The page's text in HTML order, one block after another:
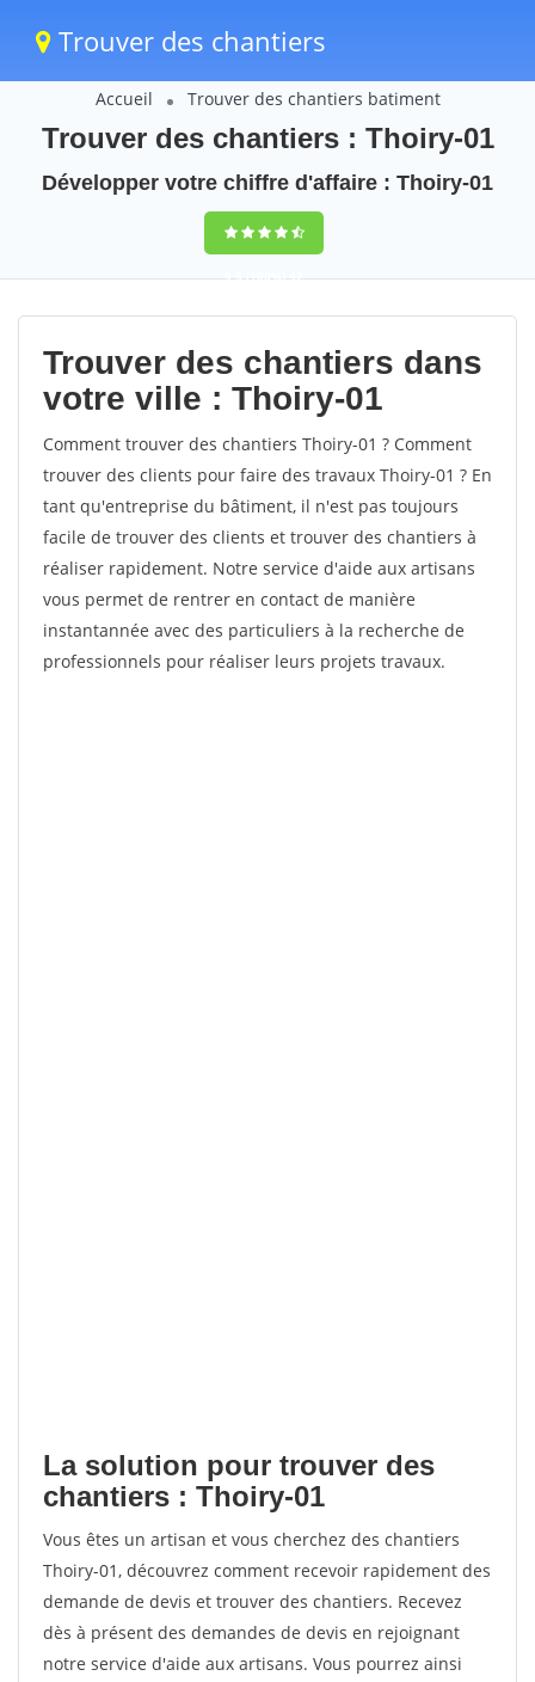
Trouver des chantiers
Accueil Trouver des chantiers batiment
Trouver des chantiers : Thoiry-01
Développer votre chiffre d'affaire : Thoiry-01
9,5(100%)42
votes
Trouver des chantiers dans
votre ville : Thoiry-01
Comment trouver des chantiers Thoiry-01 ? Comment
trouver des clients pour faire des travaux Thoiry-01 ? En
tant qu'entreprise du bâtiment, il n'est pas toujours
facile de trouver des clients et trouver des chantiers à
réaliser rapidement. Notre service d'aide aux artisans
vous permet de rentrer en contact de manière
instantannée avec des particuliers à la recherche de
professionnels pour réaliser leurs projets travaux.
La solution pour trouver des
chantiers : Thoiry-01
Vous êtes un artisan et vous cherchez des chantiers
Thoiry-01, découvrez comment recevoir rapidement des
demande de devis et trouver des chantiers. Recevez
dès à présent des demandes de devis en rejoignant
notre service d'aide aux artisans. Vous pourrez ainsi